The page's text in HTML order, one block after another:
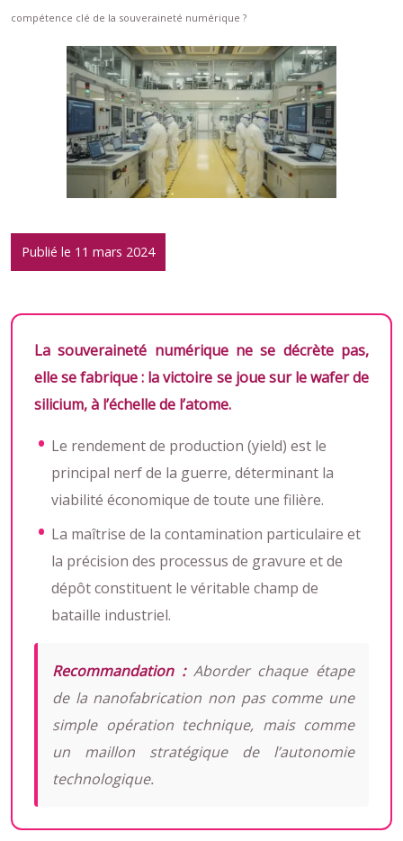
compétence clé de la souveraineté numérique ?
Publié le 11 mars 2024
La souveraineté numérique ne se décrète pas,
elle se fabrique : la victoire se joue sur le wafer de
silicium, à l’échelle de l’atome.
Le rendement de production (yield) est le
principal nerf de la guerre, déterminant la
viabilité économique de toute une filière.
La maîtrise de la contamination particulaire et
la précision des processus de gravure et de
dépôt constituent le véritable champ de
bataille industriel.
Recommandation :Aborder chaque étape
de la nanofabrication non pas comme une
simple opération technique, mais comme
un maillon stratégique de l’autonomie
technologique.